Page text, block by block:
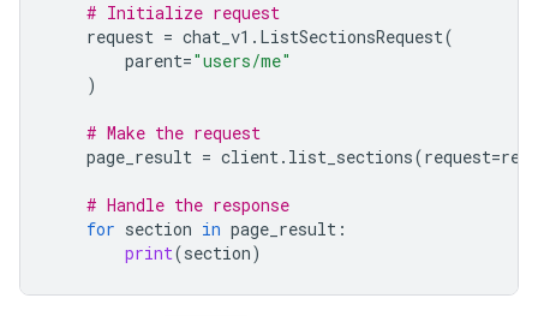
# Initialize request
request = chat_v1 . ListSectionsRequest(
parent="users/me"
)
# Make the request
page_result = client. list_sections(request=
# Handle the response
for section in page_result :
print(section)